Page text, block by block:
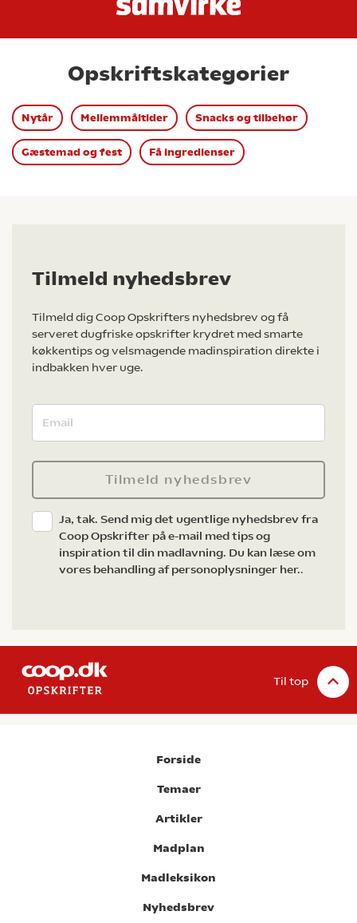
Opskriftskategorier
Nytår Mellemmåltider Snacks og tilbehør
Gæstemad og fest Få ingredienser
Tilmeld nyhedsbrev
Tilmeld dig Coop Opskrifters nyhedsbrev og få
serveret dugfriske opskrifter krydret med smarte
køkkentips og velsmagende madinspiration direkte i
indbakken hver uge.
Tilmeld nyhedsbrev
Ja, tak. Send mig det ugentlige nyhedsbrev fra
Coop Opskrifter på e-mail med tips og
inspiration til din madlavning. Du kan læse om
vores behandling af personoplysninger her..
Til top
Forside
Temaer
Artikler
Madplan
Madleksikon
Nyhedsbrev